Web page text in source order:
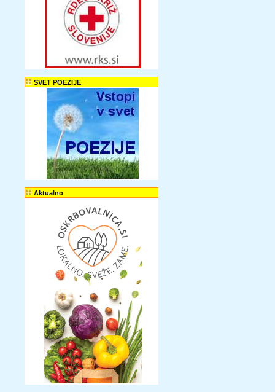
SVET POEZIJE
Aktualno